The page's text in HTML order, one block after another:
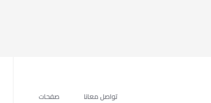
صفحات
تواصل معانا